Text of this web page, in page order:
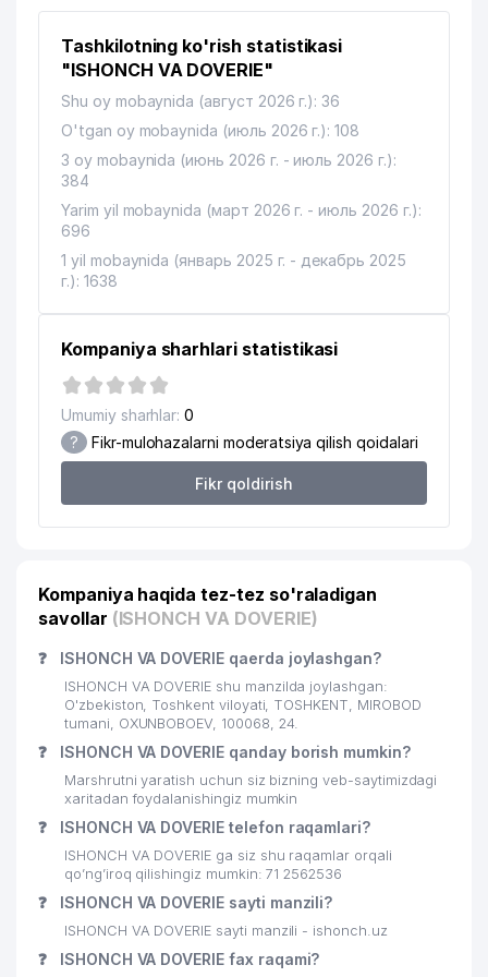
KENGASHI
RESPUBLIKA ISTE'MOL
TOVARLARINI ISHLAB CHIQARISH,
SOTISH, TASHQIL QILISH VA XIZMAT
KO'RSATISH BO'YICHA XODIMLARNI
KASABA UYUSHMASI KENGASHI
HAMATVALIEV R,R, YAKKA
98 м
10
A.NAVOIY NOMLI DAVLAT AKADEMIK
KATTA OPERA VA BALET TEATRI
MOCOKKO-ELIT MChJ
KALMIKOV M.S. YAKKA TARTIBDAGI
TADBIRKOR
FEMIDA MUNAVVAR ADVOKATLIK
FIRMASI
16 ASIA TOUR ELITE MChJ
17 RIGOR VERUM GROUP MChJ
18
BEAUTY DENATURE XUSUSIY
KORXONASI
172 м
SAIPRO MChJ
20
SHARQ NASHRIYOTI MATBUOT
AKSIYADORLIK JAMIYATI
179 м
SAIPRO GROUP MChJ
23 UNIVERSAL-PRESS-MEDIA MChJ 185 м
24 ART PRESS CO., LTD. MChJ
Tashkilotning ko'rish statistikasi
"ISHONCH VA DOVERIE"
Shu oy mobaynida (август 2026 г.): 36
O'tgan oy mobaynida (июль 2026 г.): 108
3 oy mobaynida (июнь 2026 г. - июль 2026 г.):
384
Yarim yil mobaynida (март 2026 г. - июль 2026 г.):
696
1 yil mobaynida (январь 2025 г. - декабрь 2025
г.): 1638
Kompaniya sharhlari statistikasi
Umumiy sharhlar: 0
? Fikr-mulohazalarni moderatsiya qilish qoidalari
Fikr qoldirish
Kompaniya haqida tez-tez so'raladigan
savollar (ISHONCH VA DOVERIE)
❓ ISHONCH VA DOVERIE qaerda joylashgan?
ISHONCH VA DOVERIE shu manzilda joylashgan:
O'zbekiston, Toshkent viloyati, TOSHKENT, MIROBOD
tumani, OXUNBOBOEV, 100068, 24.
❓ ISHONCH VA DOVERIE qanday borish mumkin?
Marshrutni yaratish uchun siz bizning veb-saytimizdagi
xaritadan foydalanishingiz mumkin
❓ ISHONCH VA DOVERIE telefon raqamlari?
ISHONCH VA DOVERIE ga siz shu raqamlar orqali
qo’ng’iroq qilishingiz mumkin: 71 2562536
❓ ISHONCH VA DOVERIE sayti manzili?
ISHONCH VA DOVERIE sayti manzili - ishonch.uz
❓ ISHONCH VA DOVERIE fax raqami?